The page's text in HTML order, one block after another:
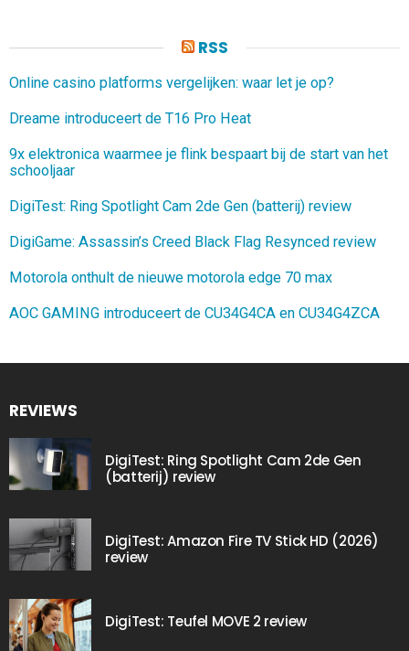
RSS
Online casino platforms vergelijken: waar let je op?
Dreame introduceert de T16 Pro Heat
9x elektronica waarmee je flink bespaart bij de start van het
schooljaar
DigiTest: Ring Spotlight Cam 2de Gen (batterij) review
DigiGame: Assassin’s Creed Black Flag Resynced review
Motorola onthult de nieuwe motorola edge 70 max
AOC GAMING introduceert de CU34G4CA en CU34G4ZCA
REVIEWS
DigiTest: Ring Spotlight Cam 2de Gen
(batterij) review
DigiTest: Amazon Fire TV Stick HD (2026)
review
DigiTest: Teufel MOVE 2 review